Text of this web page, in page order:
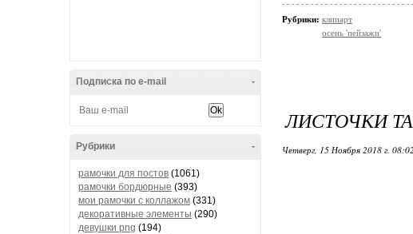
-
Подписка по e-mail
-
Рубрики
рамочки для постов (1061)
рамочки бордюрные (393)
мои рамочки с коллажом (331)
декоративные элементы (290)
девушки png (194)
Рубрики: клипарт
осень 'пейзажи'
ЛИСТОЧКИ
Четверг, 15 Ноября 2018 г. 08:02